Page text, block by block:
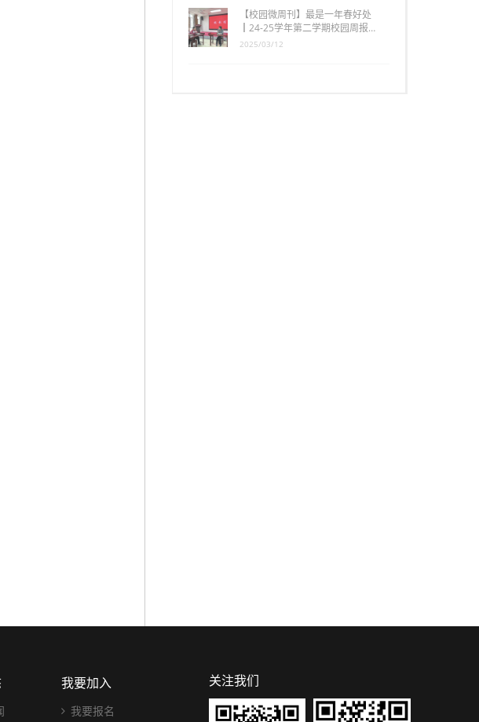
【校园微周刊】最是一年春好处
┃24-25学年第二学期校园周报…
2025/03/12
我要加入
我要报名
关注我们